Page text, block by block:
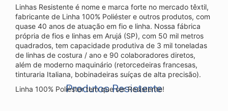
Linhas Resistente é nome e marca forte no mercado têxtil,
fabricante de Linha 100% Poliéster e outros produtos, com
quase 40 anos de atuação em fio e linha. Nossa fábrica
própria de fios e linhas em Arujá (SP), com 50 mil metros
quadrados, tem capacidade produtiva de 3 mil toneladas
de linhas de costura / ano e 90 colaboradores diretos,
além de moderno maquinário (retorcedeiras francesas,
tinturaria Italiana, bobinadeiras suíças de alta precisão).
Linha 100% Poliéster tem que ser Resistente!
Produtos Resistente